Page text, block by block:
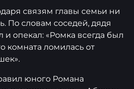
связям главы семьи ни
По словам соседей, дядя
опекал: «Ромка всегда был
комната ломилась от
юного Романа